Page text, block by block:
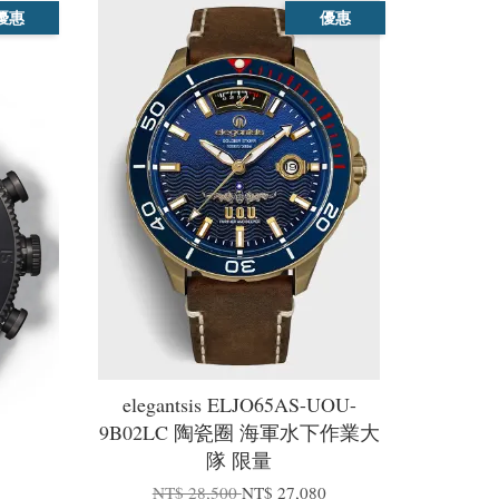
惠 優惠
elegantsis ELJO65AS-UOU-
9B02LC 陶瓷圈 海軍水下作業大
隊 限量
NT$ 28,500NT$ 27,080